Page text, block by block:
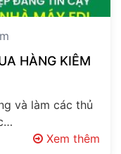
HÀNG KIÊM
và làm các thủ
Xem thêm